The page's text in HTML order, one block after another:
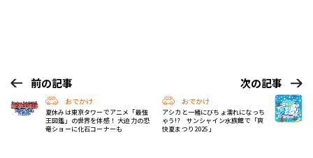
前の記事
おでかけ
夏休みは東京タワーでアニメ「最強
王図鑑」の世界を体感！ 大迫力の恐
竜ショーに化石コーナーも
次の記事
おでかけ
アシカと一緒にびちょ濡れになっち
ゃう!? サンシャイン水族館で「爽
快夏まつり2025」